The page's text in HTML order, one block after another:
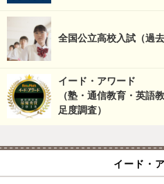
全国公立高校入試（過
イード・アワード
（塾・通信教育・英語
足度調査）
イード・